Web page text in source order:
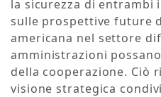
la sicurezza di entrambi
sulle prospettive future
americana nel settore
amministrazioni
della cooperazione. Ciò
visione strategica